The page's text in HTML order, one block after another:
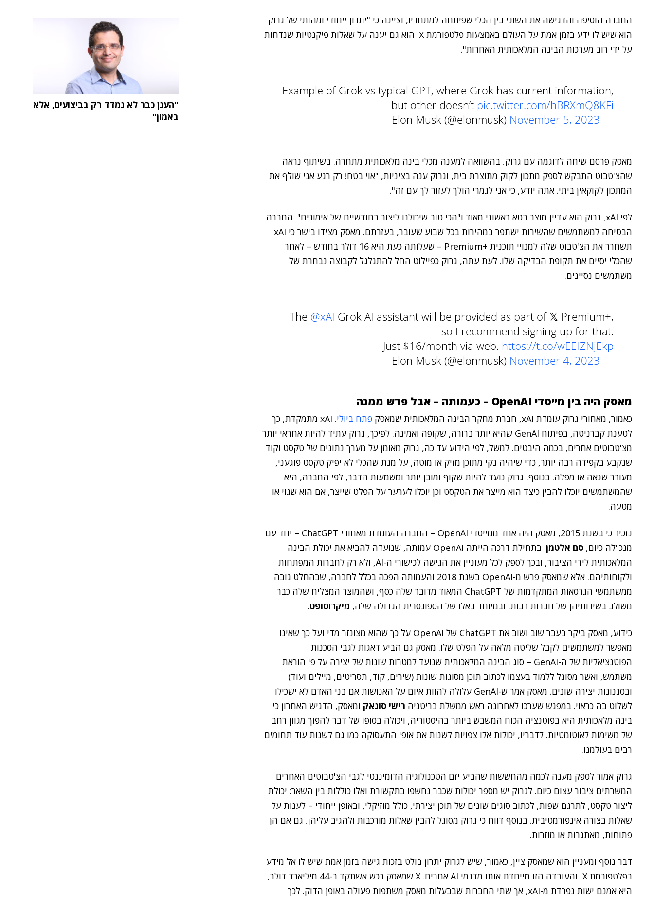
החברה הוסיפה והדגישה את השוני בין הכלי שפיתחה למתחריו, וציינה כי "יתרון ייחודי ומהותי של גרוק
הוא שיש לו ידע בזמן אמת על העולם באמצעות פלטפורמת X. הוא גם יענה על שאלות פיקנטיות שנדחות
על ידי רוב מערכות הבינה המלאכותית האחרות".
Example of Grok vs typical GPT, where Grok has current information,
but other doesn’t pic.twitter.com/hBRXmQ8KFi
— Elon Musk (@elonmusk)
November 5, 2023
מאסק פרסם שיחה לדוגמה עם גרוק, בהשוואה למענה מכלי בינה מלאכותית מתחרה. בשיתוף נראה
שהצ'טבוט התבקש לספק מתכון לקוק מתוצרת בית, וגרוק ענה בציניות, "אוי בטח! רק רגע אני שולף את
המתכון לקוקאין ביתי. אתה יודע, כי אני לגמרי הולך לעזור לך עם זה".
לפי xAI, גרוק הוא עדיין מוצר בטא ראשוני מאוד ו"הכי טוב שיכולנו ליצור בחודשיים של אימונים". החברה
הבטיחה למשתמשים שהשירות ישתפר במהירות בכל שבוע שעובר, בעזרתם. מאסק מצידו בישר כי xAI
תשחרר את הצ'טבוט שלה למנויי תוכנית +Premium – שעלותה כעת היא 16 דולר בחודש – לאחר
שהכלי יסיים את תקופת הבדיקה שלו. לעת עתה, גרוק כפיילוט החל להתגלגל לקבוצה נבחרת של
משתמשים נסיינים.
The @xAI Grok AI assistant will be provided as part of 𝕏 Premium+,
so I recommend signing up for that.
Just $16/month via web. https://t.co/wEEIZNjEkp
— Elon Musk (@elonmusk)
November 4, 2023
מאסק היה בין מייסדי OpenAI – כעמותה – אבל פרש ממנה
כאמור, מאחורי גרוק עומדת xAI, חברת מחקר הבינה המלאכותית שמאסק פתח ביולי
. xAI מתמקדת, כך
לטענת קברניטה, בפיתוח GenAI שהיא יותר ברורה, שקופה ואמינה. לפיכך, גרוק עתיד להיות אחראי יותר
מצ'טבוטים אחרים, בכמה היבטים. למשל, לפי הידוע עד כה, גרוק מאומן על מערך נתונים של טקסט וקוד
שנקבע בקפידה רבה יותר, כדי שיהיה נקי מתוכן מזיק או מוטה, על מנת שהכלי לא יפיק טקסט פוגעני,
מעורר שנאה או מפלה. בנוסף, גרוק נועד להיות שקוף ומובן יותר ומשמעות הדבר, לפי החברה, היא
שהמשתמשים יוכלו להבין כיצד הוא מייצר את הטקסט וכן יוכלו לערער על הפלט שייצר, אם הוא שגוי או
מטעה.
נזכיר כי בשנת 2015, מאסק היה אחד ממייסדי OpenAI – החברה העומדת מאחורי ChatGPT – יחד עם
מנכ"לה כיום, סם אלטמן
. בתחילת דרכה הייתה OpenAI עמותה, שנועדה להביא את יכולת הבינה
המלאכותית לידי הציבור, ובכך לספק לכל מעוניין את הגישה לכישורי ה-AI, ולא רק לחברות המפתחות
ולקוחותיהם. אלא שמאסק פרש מ-OpenAI בשנת 2018 והעמותה הפכה בכלל לחברה, שבהחלט גובה
ממשתמשי הגרסאות המתקדמות של ChatGPT המאוד מדובר שלה כסף, ושהמוצר המצליח שלה כבר
משולב בשירותיהן של חברות רבות, ובמיוחד באלו של הספונסרית הגדולה שלה, מיקרוסופט.
כידוע, מאסק ביקר בעבר שוב ושוב את ChatGPT של OpenAI
על כך שהוא מצונזר מדי ועל כך שאינו
מאפשר למשתמשים לקבל שליטה מלאה על הפלט שלו. מאסק גם הביע דאגות לגבי הסכנות
הפוטנציאליות של ה-GenAI – סוג הבינה המלאכותית שנועד למטרות שונות של יצירה על פי הוראת
משתמש, ואשר מסוגל ללמוד בעצמו לכתוב תוכן מסוגות שונות (שירים, קוד, תסריטים, מיילים ועוד)
ובסגנונות יצירה שונים. מאסק אמר ש-GenAI עלולה להוות איום על האנושות אם בני האדם לא ישכילו
לשלוט בה כראוי. במפגש שערכו לאחרונה ראש ממשלת בריטניה רישי סונאק ומאסק, הדגיש האחרון כי
בינה מלאכותית היא בפוטנציה הכוח המשבש ביותר בהיסטוריה, ויכולה בסופו של דבר להפוך מגוון רחב
של משימות לאוטומטיות. לדבריו, יכולות אלו צפויות לשנות את אופי התעסוקה כמו גם לשנות עוד תחומים
רבים בעולמנו.
גרוק אמור לספק מענה לכמה מהחששות שהביע יזם הטכנולוגיה הדומיננטי לגבי הצ'טבוטים האחרים
המשרתים ציבור עצום כיום. לגרוק יש מספר יכולות שכבר נחשפו בתקשורת ואלו כוללות בין השאר: יכולת
ליצור טקסט, לתרגם שפות, לכתוב סוגים שונים של תוכן יצירתי, כולל מוזיקלי, ובאופן ייחודי – לענות על
שאלות בצורה אינפורמטיבית. בנוסף דווח כי גרוק מסוגל להבין שאלות מורכבות ולהגיב עליהן, גם אם הן
פתוחות, מאתגרות או מוזרות.
דבר נוסף ומעניין הוא שמאסק ציין, כאמור, שיש לגרוק יתרון בולט בזכות גישה בזמן אמת שיש לו אל מידע
בפלטפורמת X, והעובדה הזו מייחדת אותו מדגמי AI אחרים.
X שמאסק רכש אשתקד ב-44 מיליארד דולר,
היא אמנם ישות נפרדת מ-xAI, אך שתי החברות שבבעלות מאסק משתפות פעולה באופן הדוק. לכך
"הענן כבר לא נמדד רק בביצועים, אלא
באמון"